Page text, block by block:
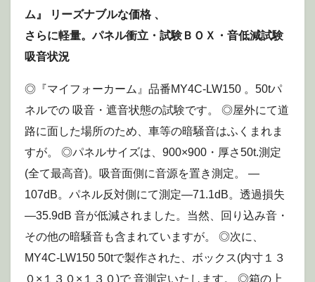
ム』 リーズナブルな価格 、
さらに軽量。パネル衝立・試験ＢＯＸ・音低減試験
吸音状況
◎『マイフォーカーム』品番MY4C-LW150 。50tパ
ネルでの 吸音・遮音状態の試験です。 ◎屋外にて道
路に面した場所のため、車等の暗騒音はふくまれま
すが。 ◎パネルサイズは、900×900・厚さ50t.測定
(全て最高音)。吸音面側に音源を置き測定。 —
107dB。パネル反対側にて測定—71.1dB。透過損失
—35.9dB 音が低減されました。当然、回り込み音・
その他の暗騒音も含まれていますが。 ◎次に、
MY4C-LW150 50tで製作された、ボックス(内寸１３
０×１３０×１３０)で 音測定いたします。 ◎箱の上